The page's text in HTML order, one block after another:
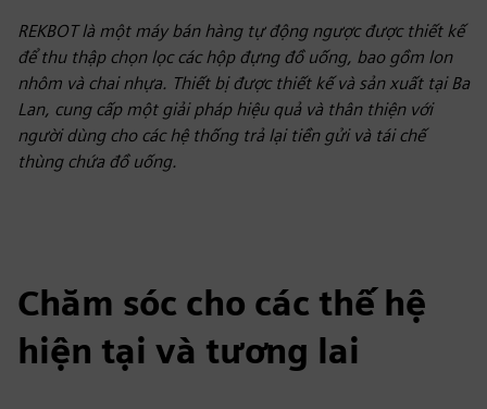
REKBOT là một máy bán hàng tự động ngược được thiết kế
để thu thập chọn lọc các hộp đựng đồ uống, bao gồm lon
nhôm và chai nhựa. Thiết bị được thiết kế và sản xuất tại Ba
Lan, cung cấp một giải pháp hiệu quả và thân thiện với
người dùng cho các hệ thống trả lại tiền gửi và tái chế
thùng chứa đồ uống.
Chăm sóc cho các thế hệ
hiện tại và tương lai